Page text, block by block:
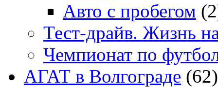
Авто с пробегом
Тест-драйв. Жизнь
Чемпионат по
АГАТ в Волгограде (62)